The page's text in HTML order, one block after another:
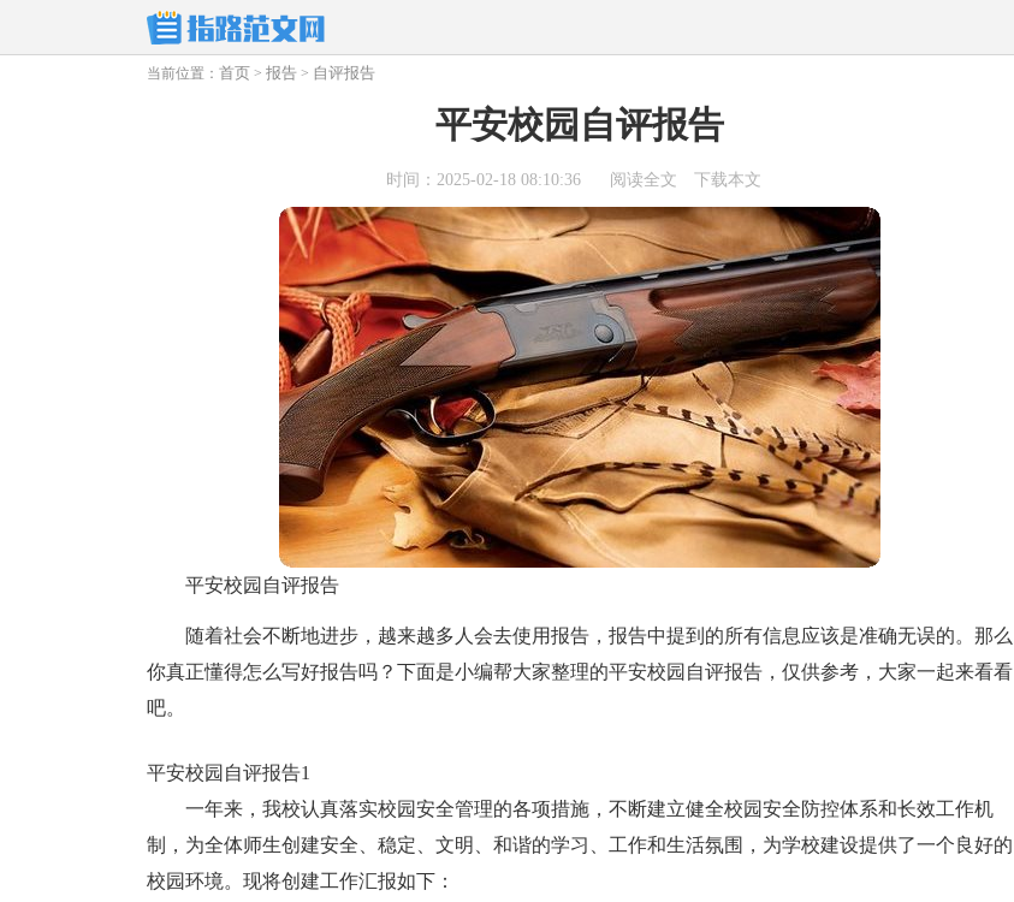
当前位置： 首页 > 报告 > 自评报告
平安校园自评报告
时间：2025-02-18 08:10:36 阅读全文 下载本文
平安校园自评报告
随着社会不断地进步，越来越多人会去使用报告，报告中提到的所有信息应该是准确无误的。那么
你真正懂得怎么写好报告吗？下面是小编帮大家整理的平安校园自评报告，仅供参考，大家一起来看看
吧。
平安校园自评报告1
一年来，我校认真落实校园安全管理的各项措施，不断建立健全校园安全防控体系和长效工作机
制，为全体师生创建安全、稳定、文明、和谐的学习、工作和生活氛围，为学校建设提供了一个良好的
校园环境。现将创建工作汇报如下：